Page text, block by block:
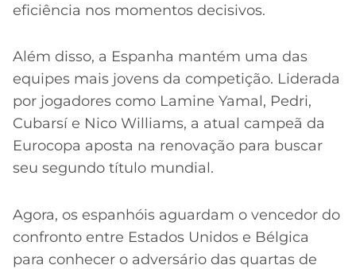
eficiência nos momentos decisivos.
Além disso, a Espanha mantém uma das
equipes mais jovens da competição. Liderada
por jogadores como Lamine Yamal, Pedri,
Cubarsí e Nico Williams, a atual campeã da
Eurocopa aposta na renovação para buscar
seu segundo título mundial.
Agora, os espanhóis aguardam o vencedor do
confronto entre Estados Unidos e Bélgica
para conhecer o adversário das quartas de